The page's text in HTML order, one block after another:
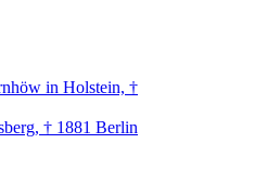
in Holstein, †
† 1881 Berlin